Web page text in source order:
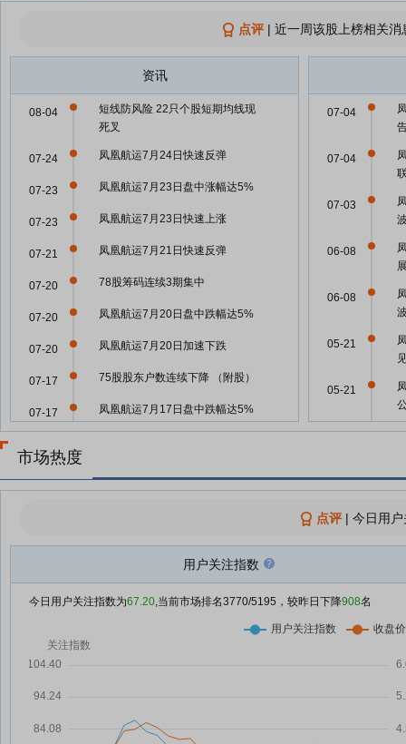
点评| 近一周该股上榜相关
资讯
短线防风险 22只个股短期均线现
死叉
08-04
凤凰航运7月24日快速反弹
07-24
凤凰航运7月23日盘中涨幅达5%
07-23
凤凰航运7月23日快速上涨
07-23
凤凰航运7月21日快速反弹
07-21
78股筹码连续3期集中
07-20
凤凰航运7月20日盘中跌幅达5%
07-20
凤凰航运7月20日加速下跌
07-20
75股股东户数连续下降 （附股）
07-17
凤凰航运7月17日盘中跌幅达5%
07-17
07-06
凤凰航运7月6日快速上涨
1.06亿元采购发票被认定不合规！
07-03
07-03
07-03
102家A股公司提示风险 回应AI、
07-03
07-04
07-04
07-03
06-08
06-08
05-21
05-21
04-29
04-29
市场热度
点评| 今日用
用户关注指数
今日用户关注指数为67.20,当前市场排名3770/5195，较昨日下降908名